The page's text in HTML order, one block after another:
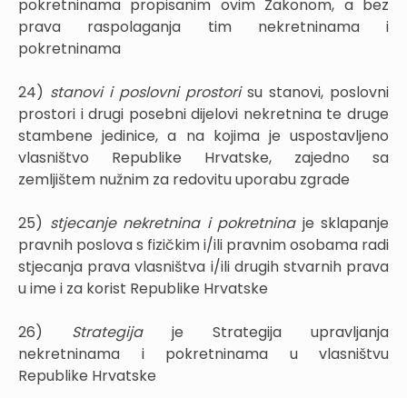
pokretninama propisanim ovim Zakonom, a bez
prava raspolaganja tim nekretninama i
pokretninama
24) stanovi i poslovni prostori su stanovi, poslovni
prostori i drugi posebni dijelovi nekretnina te druge
stambene jedinice, a na kojima je uspostavljeno
vlasništvo Republike Hrvatske, zajedno sa
zemljištem nužnim za redovitu uporabu zgrade
25) stjecanje nekretnina i pokretnina je sklapanje
pravnih poslova s fizičkim i/ili pravnim osobama radi
stjecanja prava vlasništva i/ili drugih stvarnih prava
u ime i za korist Republike Hrvatske
26) Strategija je Strategija upravljanja
nekretninama i pokretninama u vlasništvu
Republike Hrvatske